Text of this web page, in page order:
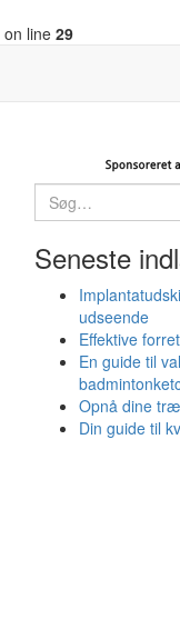
on line 29
Søg
efter:
Seneste
udseende
Effektive
En guide til
Opnå dine
Din guide til